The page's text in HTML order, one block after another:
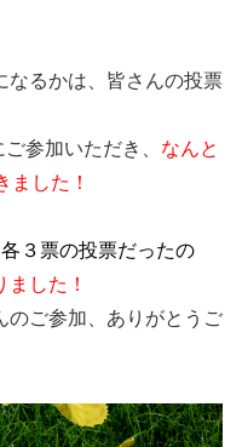
なるかは、皆さんの投票
参加いただき、 なんと
ました！
３票の投票だったの
した！
のご参加、ありがとうご